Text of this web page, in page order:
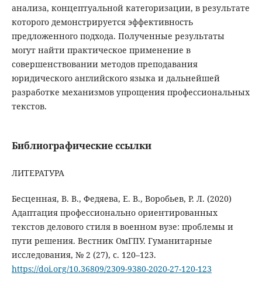
анализа, концептуальной категоризации, в результате
которого демонстрируется эффективность
предложенного подхода. Полученные результаты
могут найти практическое применение в
совершенствовании методов преподавания
юридического английского языка и дальнейшей
разработке механизмов упрощения профессиональных
текстов.
Библиографические ссылки
ЛИТЕРАТУРА
Бесценная, В. В., Федяева, Е. В., Воробьев, Р. Л. (2020)
Адаптация профессионально ориентированных
текстов делового стиля в военном вузе: проблемы и
пути решения. Вестник ОмГПУ. Гуманитарные
исследования, № 2 (27), с. 120–123.
https://doi.org/10.36809/2309-9380-2020-27-120-123